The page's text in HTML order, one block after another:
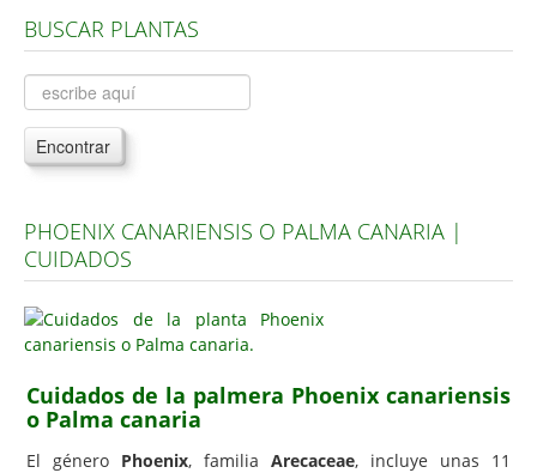
Árboles, Cicas y Palmeras de la G a la Z
Plantas Anuales y Perennes
Plantas Bulbosas y Acuáticas
Plantas de Interior
Plantas Aromáticas y de Huerto
Plantas Carnívoras y Orquídeas
Consejos
Hemisferio Sur
Enfermedades
BUSCAR PLANTAS
Encontrar
PHOENIX CANARIENSIS O PALMA CANARIA |
CUIDADOS
Cuidados de la palmera Phoenix canariensis
o Palma canaria
El género Phoenix, familia Arecaceae, incluye unas 11